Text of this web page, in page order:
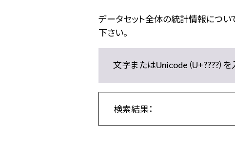
データセット全体の統計情報につい
下さい。
文字またはUnicode（U+????）を
検索結果：